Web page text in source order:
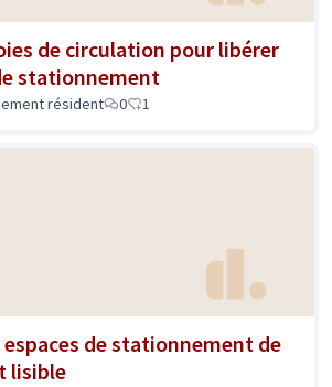
de circulation pour libérer
stationnement
résident 0 1
espaces de stationnement de
lisible